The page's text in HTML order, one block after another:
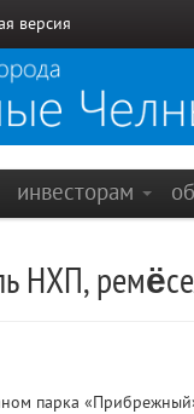
версия
инвесторам
НХП,
парка